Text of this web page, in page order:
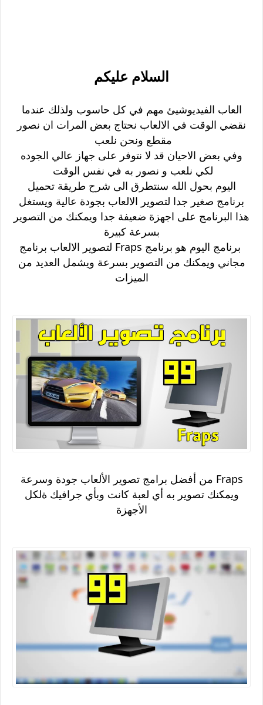
السلام عليكم
العاب الفيديوشيئ مهم في كل حاسوب ولذلك عندما
نقضي الوقت في الالعاب نحتاج بعض المرات ان نصور
مقطع ونحن نلعب
وفي بعض الاحيان قد لا نتوفر على جهاز عالي الجوده
لكي نلعب و نصور به في نفس الوقت
اليوم بحول الله سنتطرق الى شرح طريقة تحميل
برنامج صغير جدا لتصوير الالعاب بجودة عالية ويستغل
هذا البرنامج على اجهزة ضعيفة جدا ويمكنك من التصوير
بسرعة كبيرة
برنامج اليوم هو برنامج Fraps لتصوير الالعاب برنامج
مجاني ويمكنك من التصوير بسرعة ويشمل العديد من
الميزات
Fraps من أفضل برامج تصوير الألعاب جودة وسرعة
ويمكنك تصوير به أي لعبة كانت وبأي جرافيك ةلكل
الأجهزة